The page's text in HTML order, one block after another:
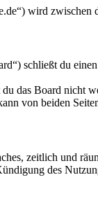
wird
schließt du
das Board
von beiden
zeitlich und
des